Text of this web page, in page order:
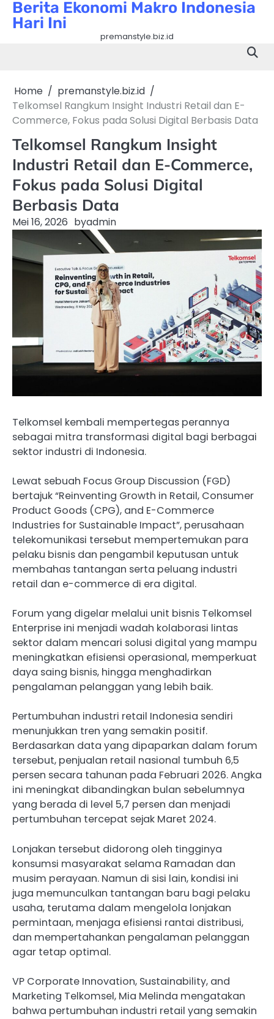
SkipBerita Ekonomi Makro Indonesia
Hari Ini
premanstyle.biz.id
Home
premanstyle.biz.id
Telkomsel Rangkum Insight Industri Retail dan E-
Commerce, Fokus pada Solusi Digital Berbasis Data
Telkomsel Rangkum Insight
Industri Retail dan E-Commerce,
Fokus pada Solusi Digital
Berbasis Data
Mei 16, 2026 byadmin
Telkomsel kembali mempertegas perannya
sebagai mitra transformasi digital bagi berbagai
sektor industri di Indonesia.
Lewat sebuah Focus Group Discussion (FGD)
bertajuk “Reinventing Growth in Retail, Consumer
Product Goods (CPG), and E-Commerce
Industries for Sustainable Impact”, perusahaan
telekomunikasi tersebut mempertemukan para
pelaku bisnis dan pengambil keputusan untuk
membahas tantangan serta peluang industri
retail dan e-commerce di era digital.
Forum yang digelar melalui unit bisnis Telkomsel
Enterprise ini menjadi wadah kolaborasi lintas
sektor dalam mencari solusi digital yang mampu
meningkatkan efisiensi operasional, memperkuat
daya saing bisnis, hingga menghadirkan
pengalaman pelanggan yang lebih baik.
Pertumbuhan industri retail Indonesia sendiri
menunjukkan tren yang semakin positif.
Berdasarkan data yang dipaparkan dalam forum
tersebut, penjualan retail nasional tumbuh 6,5
persen secara tahunan pada Februari 2026. Angka
ini meningkat dibandingkan bulan sebelumnya
yang berada di level 5,7 persen dan menjadi
pertumbuhan tercepat sejak Maret 2024.
Lonjakan tersebut didorong oleh tingginya
konsumsi masyarakat selama Ramadan dan
musim perayaan. Namun di sisi lain, kondisi ini
juga memunculkan tantangan baru bagi pelaku
usaha, terutama dalam mengelola lonjakan
permintaan, menjaga efisiensi rantai distribusi,
dan mempertahankan pengalaman pelanggan
agar tetap optimal.
VP Corporate Innovation, Sustainability, and
Marketing Telkomsel, Mia Melinda mengatakan
bahwa pertumbuhan industri retail yang semakin